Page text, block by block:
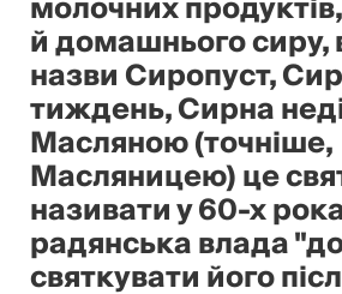
й домашнього сиру,
назви Сиропуст,
тиждень, Сирна
Масляною (точніше,
Масляницею) це
називати у 60-х
радянська влада
святкувати його